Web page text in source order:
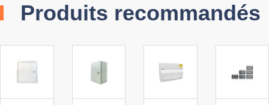
Produits recommandés